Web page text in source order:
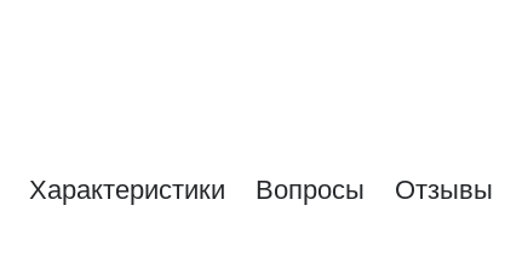
Характеристики Вопросы Отзывы